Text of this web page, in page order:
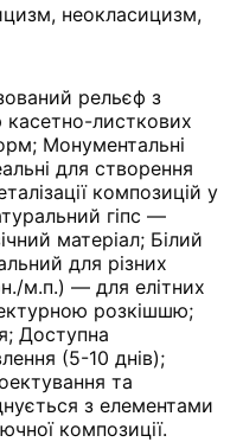
неокласицизм,
рельєф з
листкових
Монументальні
для створення
композицій у
гіпс —
матеріал; Білий
для різних
м.п.) — для елітних
розкішшю;
Доступна
(5-10 днів);
та
з елементами
композиції.